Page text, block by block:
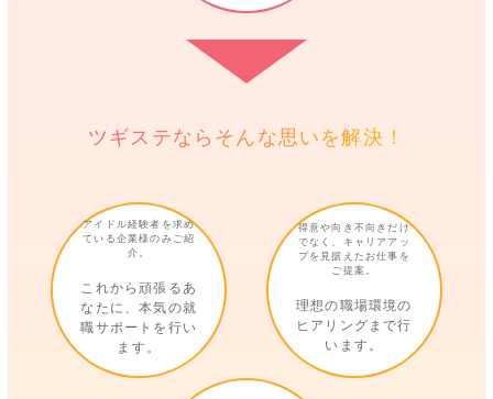
ツギステならそんな思いを解決！
アイドル経験者を求め
ている企業様のみご紹
介。
これから頑張るあ
なたに、本気の就
職サポートを行い
ます。
得意や向き不向きだけ
でなく、キャリアアッ
プを見据えたお仕事を
ご提案。
理想の職場環境の
ヒアリングまで行
います。